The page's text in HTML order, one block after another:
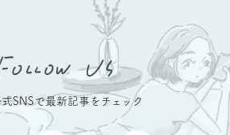
SNSで最新記事をチェック